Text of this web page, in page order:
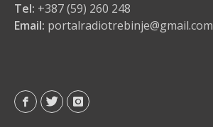
Tel: +387 (59) 260 248
Email: portalradiotrebinje@gmail.com